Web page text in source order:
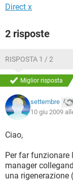
Direct x
2 risposte
RISPOSTA 1 / 2
Miglior risposta
settembre
10 giu 2009
Ciao,
Per far funzionare
manager
una rigenerazione